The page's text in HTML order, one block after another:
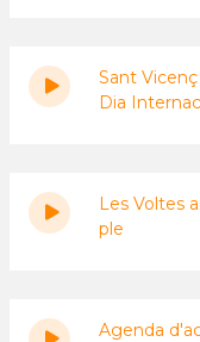
Sant
Dia
Les Voltes
ple
Agenda